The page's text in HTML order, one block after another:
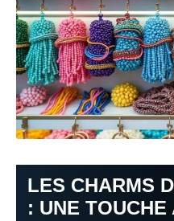
LES CHARMS
: UNE